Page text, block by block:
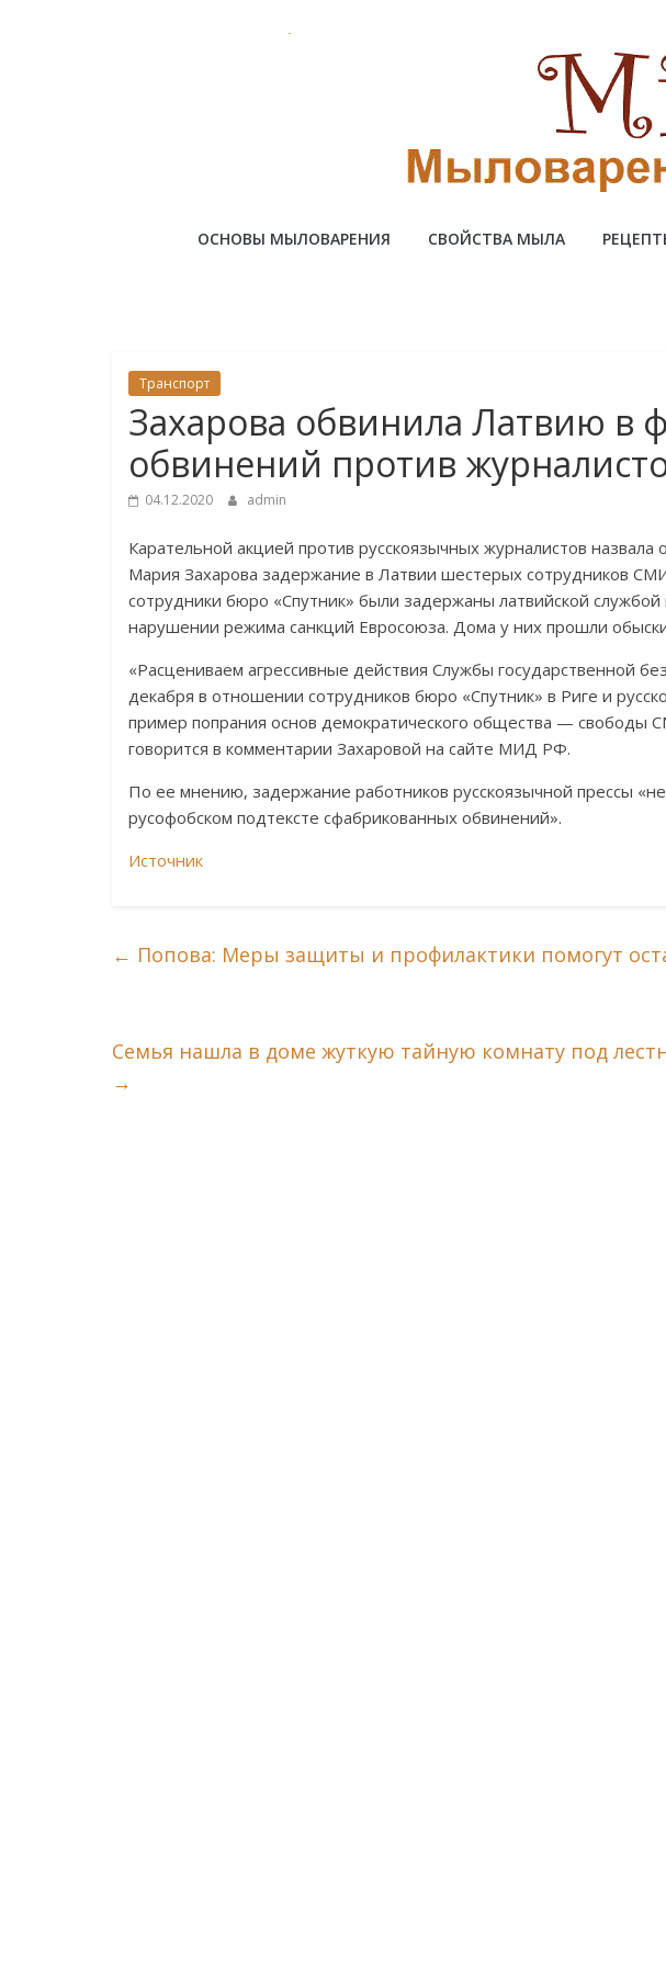
Милотто
ОСНОВЫ МЫЛОВАРЕНИЯ СВОЙСТВА МЫЛА
Транспорт
Захарова обвинила Латвию в
обвинений против
04.12.2020 admin
Карательной акцией против русскоязычных журналистов
Мария Захарова задержание в Латвии шестерых сотрудников
сотрудники бюро «Спутник» были задержаны латвийской службой
нарушении режима санкций Евросоюза. Дома у них прошли
«Расцениваем агрессивные действия Службы государственной
декабря в отношении сотрудников бюро «Спутник» в Риге и
пример попрания основ демократического общества —
говорится в комментарии Захаровой на сайте МИД РФ.
По ее мнению, задержание работников русскоязычной прессы
русофобском подтексте сфабрикованных обвинений».
Источник
← Попова: Меры защиты и профилактики помогут
Семья нашла в доме жуткую тайную комнату под
→